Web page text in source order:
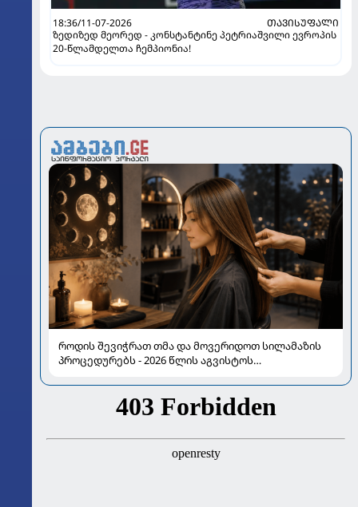
18:36/11-07-2026
ᲗᲐᲕᲘᲡᲣᲤᲐᲚᲘ
ზედიზედ მეორედ - კონსტანტინე პეტრიაშვილი ევროპის
20-წლამდელთა ჩემპიონია!
როდის შევიჭრათ თმა და მოვერიდოთ სილამაზის
პროცედურებს - 2026 წლის აგვისტოს